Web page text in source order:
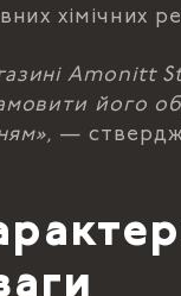
хімічних
Amonitt
його
—